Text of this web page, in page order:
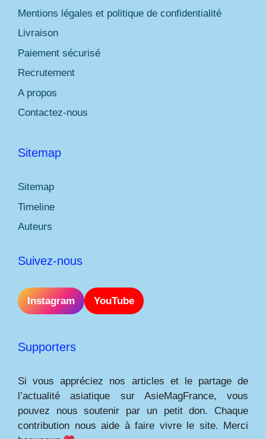
Mentions légales et politique de confidentialité
Livraison
Paiement sécurisé
Recrutement
A propos
Contactez-nous
Sitemap
Sitemap
Timeline
Auteurs
Suivez-nous
Instagram YouTube
Supporters
Si vous appréciez nos articles et le partage de
l’actualité asiatique sur AsieMagFrance, vous
pouvez nous soutenir par un petit don. Chaque
contribution nous aide à faire vivre le site. Merci